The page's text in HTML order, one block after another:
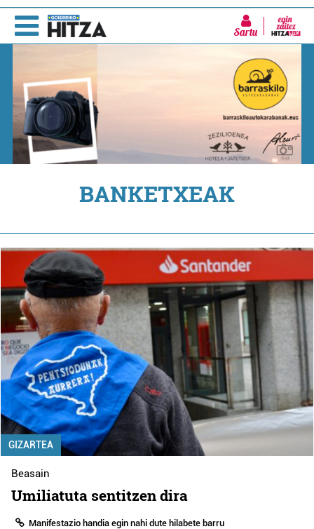
Sartu
BANKETXEAK
GIZARTEA
Beasain
Umiliatuta sentitzen dira
Manifestazio handia egin nahi dute hilabete barru